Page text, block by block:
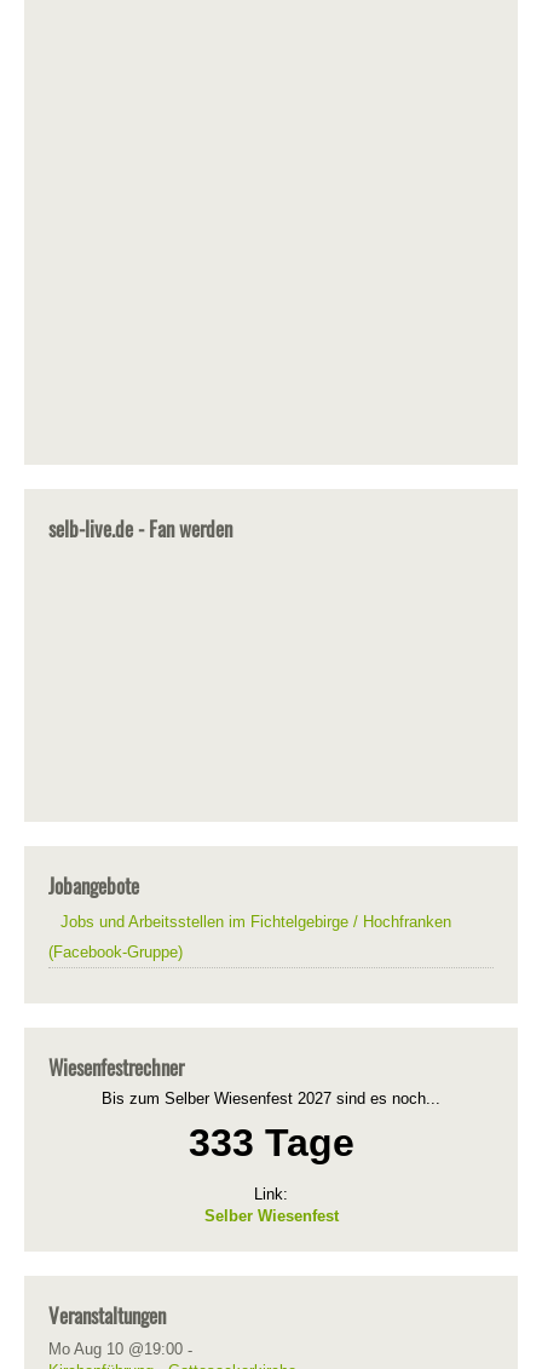
selb-live.de - Fan werden
Jobangebote
Jobs und Arbeitsstellen im Fichtelgebirge / Hochfranken
(Facebook-Gruppe)
Wiesenfestrechner
Bis zum Selber Wiesenfest 2027 sind es noch...
333 Tage
Link:
Selber Wiesenfest
Veranstaltungen
Mo Aug 10 @19:00 -